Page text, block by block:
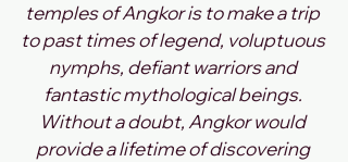
temples of Angkor is to make a trip
to past times of legend, voluptuous
nymphs, defiant warriors and
fantastic mythological beings.
Without a doubt, Angkor would
provide a lifetime of discovering